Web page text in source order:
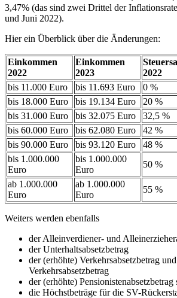
3,47% (das sind zwei Drittel der
und Juni 2022).
Hier ein Überblick über die Änderungen:
Einkommen
2022
Einkommen
2023
2022
bis 11.000 Euro
bis 11.693 Euro 0 %
bis 18.000 Euro
bis 19.134 Euro 20 %
bis 31.000 Euro
bis 32.075 Euro 32,5 %
bis 60.000 Euro
bis 62.080 Euro 42 %
bis 90.000 Euro
bis 93.120 Euro 48 %
bis 1.000.000
Euro
bis 1.000.000
Euro
50 %
ab 1.000.000
Euro
ab 1.000.000
Euro
55 %
Weiters werden ebenfalls
der Alleinverdiener- und
der Unterhaltsabsetzbetrag
der (erhöhte) Verkehrsabsetzbetrag
Verkehrsabsetzbetrag
der (erhöhte) Pension­isten­­absetzbetrag
die Höchstbeträge für die SV-